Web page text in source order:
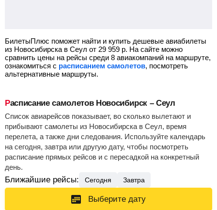
БилетыПлюс поможет найти и купить дешевые авиабилеты
из Новосибирска в Сеул от 29 959 р. На сайте можно
сравнить цены на рейсы среди 8 авиакомпаний на маршруте,
ознакомиться с расписанием самолетов, посмотреть
альтернативные маршруты.
Расписание самолетов Новосибирск – Сеул
Список авиарейсов показывает, во сколько вылетают и
прибывают самолеты из Новосибирска в Сеул, время
перелета, а также дни следования. Используйте календарь
на сегодня, завтра или другую дату, чтобы посмотреть
расписание прямых рейсов и с пересадкой на конкретный
день.
Ближайшие рейсы: Сегодня Завтра
Выберите дату